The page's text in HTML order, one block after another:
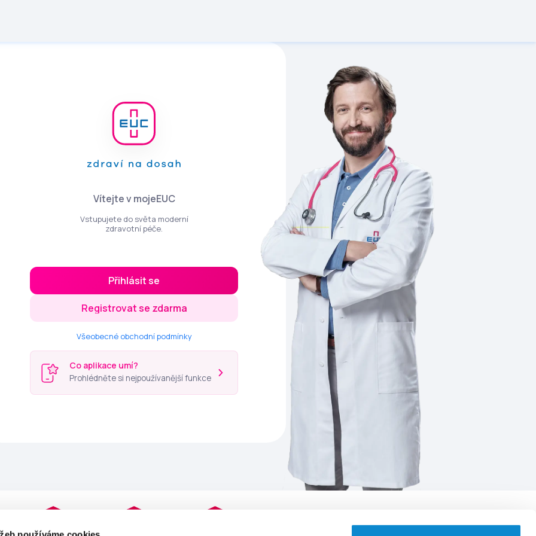
Vítejte v mojeEUC
Vstupujete do světa moderní
zdravotní péče.
Přihlásit se
Registrovat se zdarma
Všeobecné obchodní podmínky
Co aplikace umí?
Prohlédněte si nejpoužívanější funkce